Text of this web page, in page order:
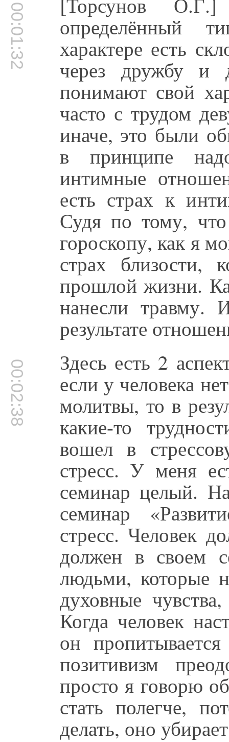
00:01:32 определённый
характере есть
через дружбу и
понимают свой
часто с трудом
иначе, это были
в принципе
интимные
есть страх к
Судя по тому,
гороскопу, как я
страх близости,
прошлой жизни.
нанесли травму.
результате
00:02:38 Здесь есть 2
если у человека
молитвы, то в
какие-то
вошел в
стресс. У меня
семинар целый.
семинар
стресс. Человек
должен в своем
людьми, которые
духовные
Когда человек
он
позитивизм
просто я говорю
стать полегче,
делать, оно